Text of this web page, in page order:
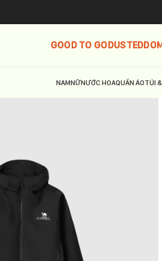
GOOD TO GODUSTED
NAMNỮNƯỚC HOAQUẦN ÁOTÚI